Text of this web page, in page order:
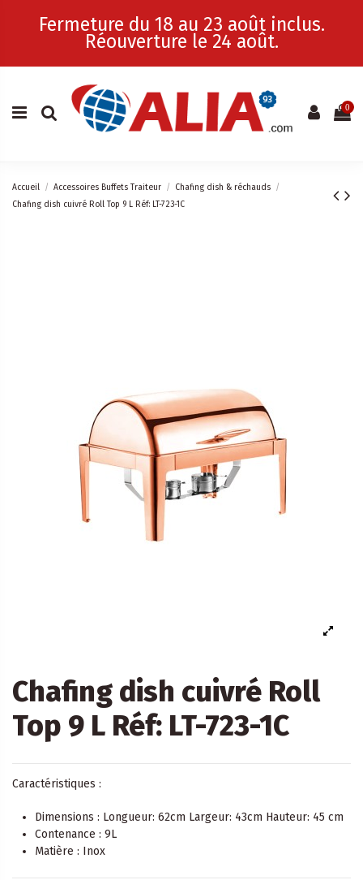
Fermeture du 18 au 23 août inclus.
Réouverture le 24 août.
0
Accueil Accessoires Buffets Traiteur
Chafing dish & réchauds
Chafing dish cuivré Roll Top 9 L Réf: LT-723-1C
Chafing dish cuivré Roll
Top 9 L Réf: LT-723-1C
Caractéristiques :
Dimensions : Longueur: 62cm Largeur: 43cm Hauteur: 45 cm
Contenance : 9L
Matière : Inox